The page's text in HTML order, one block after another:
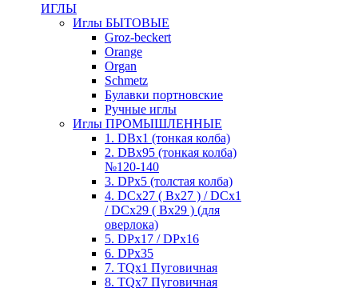
ИГЛЫ
Иглы БЫТОВЫЕ
Groz-beckert
Orange
Organ
Schmetz
Булавки портновские
Ручные иглы
Иглы ПРОМЫШЛЕННЫЕ
1. DBx1 (тонкая колба)
2. DBx95 (тонкая колба)
№120-140
3. DPx5 (толстая колба)
4. DCx27 ( Bx27 ) / DCx1
/ DCx29 ( Bx29 ) (для
оверлока)
5. DPx17 / DPx16
6. DPx35
7. TQx1 Пуговичная
8. TQx7 Пуговичная